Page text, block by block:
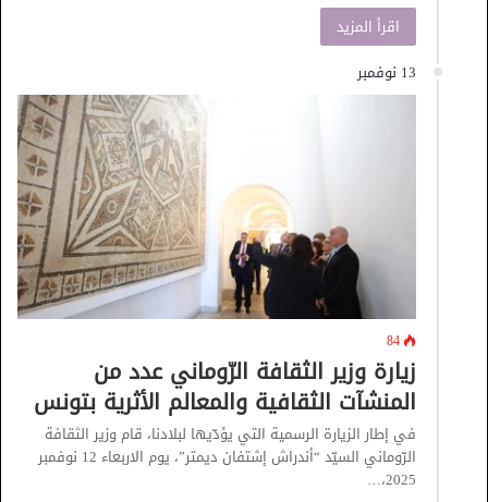
اقرأ المزيد
13 نوفمبر
84
زيارة وزير الثقافة الرّوماني عدد من
المنشآت الثقافية والمعالم الأثرية بتونس
في إطار الزيارة الرسمية التي يؤدّيها لبلادنا، قام وزير الثقافة
الرّوماني السيّد “أندراش إشتفان ديمتر”، يوم الاربعاء 12 نوفمبر
2025،…